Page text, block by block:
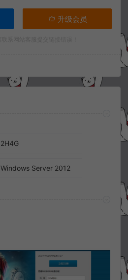
升级会员
2H4G
Windows Server 2012